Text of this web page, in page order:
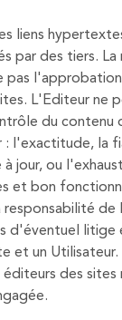
liens
par des tiers. La
pas
L'Editeur ne
du contenu
: l'exactitude, la
à jour, ou
et bon
responsabilité
d'éventuel litige
et un Utilisateur.
des sites